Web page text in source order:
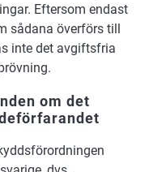
Eftersom endast
sådana överförs till
inte det avgiftsfria
om det